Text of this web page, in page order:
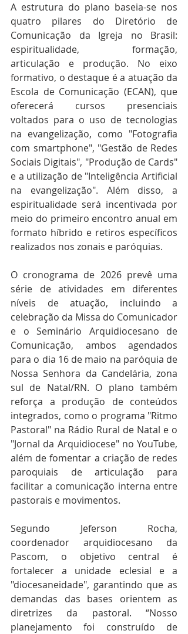
A estrutura do plano baseia-se nos
quatro pilares do Diretório de
Comunicação da Igreja no Brasil:
espiritualidade, formação,
articulação e produção. No eixo
formativo, o destaque é a atuação da
Escola de Comunicação (ECAN), que
oferecerá cursos presenciais
voltados para o uso de tecnologias
na evangelização, como "Fotografia
com smartphone", "Gestão de Redes
Sociais Digitais", "Produção de Cards"
e a utilização de "Inteligência Artificial
na evangelização". Além disso, a
espiritualidade será incentivada por
meio do primeiro encontro anual em
formato híbrido e retiros específicos
realizados nos zonais e paróquias.
O cronograma de 2026 prevê uma
série de atividades em diferentes
níveis de atuação, incluindo a
celebração da Missa do Comunicador
e o Seminário Arquidiocesano de
Comunicação, ambos agendados
para o dia 16 de maio na paróquia de
Nossa Senhora da Candelária, zona
sul de Natal/RN. O plano também
reforça a produção de conteúdos
integrados, como o programa "Ritmo
Pastoral" na Rádio Rural de Natal e o
"Jornal da Arquidiocese" no YouTube,
além de fomentar a criação de redes
paroquiais de articulação para
facilitar a comunicação interna entre
pastorais e movimentos.
Segundo Jeferson Rocha,
coordenador arquidiocesano da
Pascom, o objetivo central é
fortalecer a unidade eclesial e a
"diocesaneidade", garantindo que as
demandas das bases orientem as
diretrizes da pastoral. “Nosso
planejamento foi construído de